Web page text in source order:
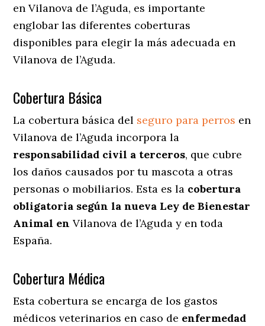
en Vilanova de l’Aguda, es importante
englobar las diferentes coberturas
disponibles para elegir la más adecuada en
Vilanova de l’Aguda.
Cobertura Básica
La cobertura básica del seguro para perros en
Vilanova de l’Aguda incorpora la
responsabilidad civil a terceros, que cubre
los daños causados por tu mascota a otras
personas o mobiliarios. Esta es la cobertura
obligatoria según la nueva Ley de Bienestar
Animal enVilanova de l’Aguda y en toda
España.
Cobertura Médica
Esta cobertura se encarga de los gastos
médicos veterinarios en caso de enfermedad